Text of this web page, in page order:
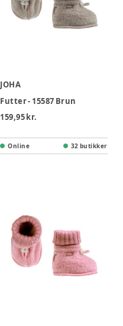
JOHA
Futter - 15587 Brun
159,95 kr.
Online 32 butikker